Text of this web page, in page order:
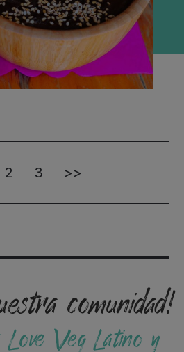
2 3 >>
comunidad!
Love Veg Latino y